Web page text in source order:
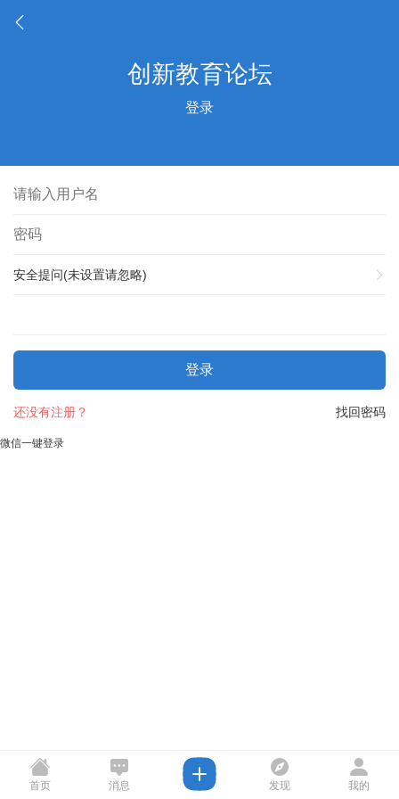
登录
安全提问(未设置请忽略)
登录
找回密码
还没有注册？
微信一键登录
首页 消息 发现 我的